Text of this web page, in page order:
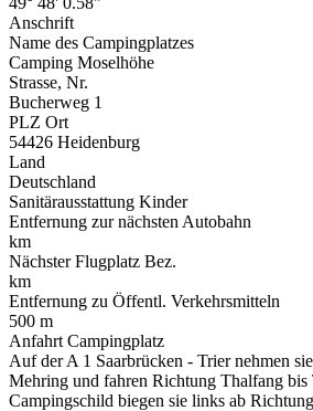
Anschrift
Name des Campingplatzes
Camping Moselhöhe
Strasse, Nr.
Bucherweg 1
PLZ Ort
54426 Heidenburg
Land
Deutschland
Sanitärausstattung Kinder
Entfernung zur nächsten Autobahn
km
Nächster Flugplatz Bez.
km
Entfernung zu Öffentl. Verkehrsmitteln
500 m
Anfahrt Campingplatz
Auf der A 1 Saarbrücken - Trier nehmen
Mehring und fahren Richtung Thalfang
Campingschild biegen sie links ab